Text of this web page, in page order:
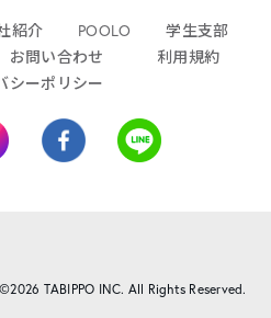
紹介 POOLO
学生支部
お問い合わせ
利用規約
シーポリシー
©2026 TABIPPO INC. All Rights Reserved.